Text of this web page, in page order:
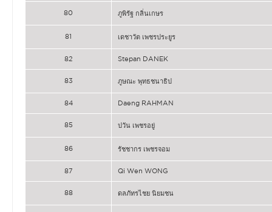
80 ภูพิรัฐ กลิ่นเกษร
81 เดชาวัต เพชรประยูร
82 Stepan DANEK
83 ภูษณะ พุทธชนาธิป
84 Daeng RAHMAN
85 ปวัน เพชรอยู่
86 รัชชากร เพชรจอม
87 Qi Wen WONG
88 ดลภัทรไชย นิยมชน